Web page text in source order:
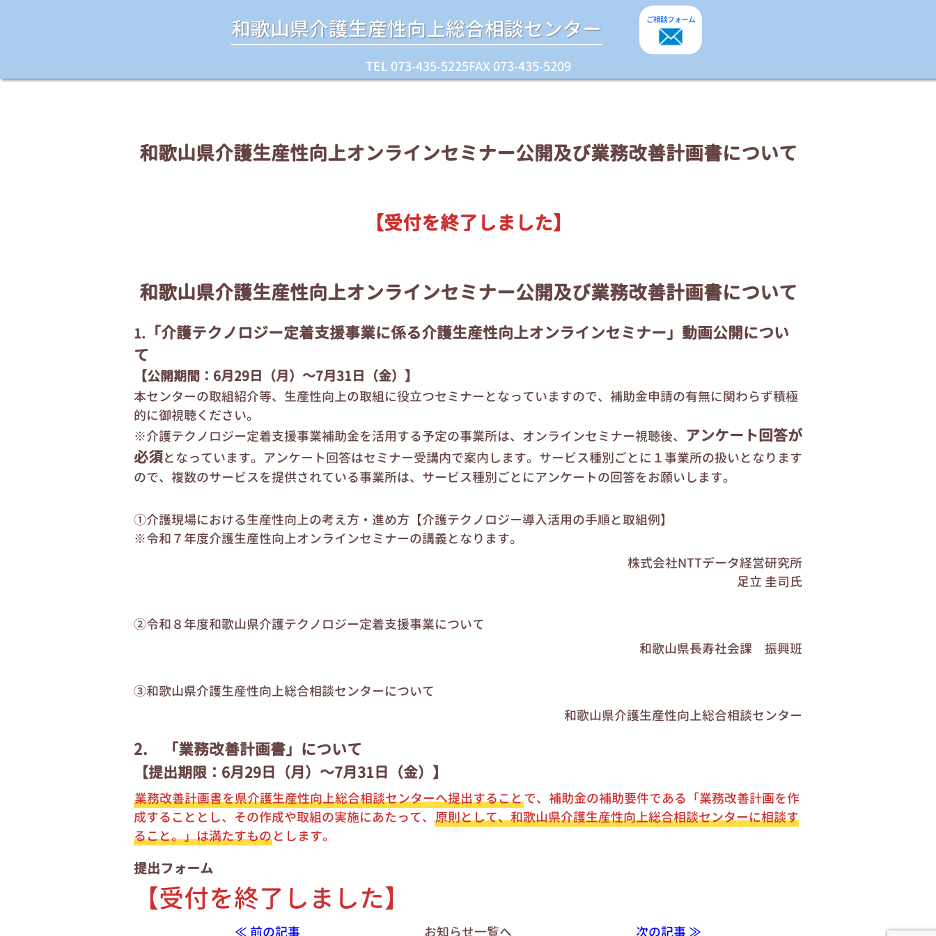
和歌山県介護生産性向上総合相談センター ご相談フォーム
TEL 073-435-5225FAX 073-435-5209
和歌山県介護生産性向上オンラインセミナー公開及び業務改善計画書について
【受付を終了しました】
和歌山県介護生産性向上オンラインセミナー公開及び業務改善計画書について
1. 「介護テクノロジー定着支援事業に係る介護生産性向上オンラインセミナー」動画公開につい
て
【公開期間：6月29日（月）～7月31日（金）】
本センターの取組紹介等、生産性向上の取組に役立つセミナーとなっていますので、補助金申請の有無に関わらず積極
的に御視聴ください。
※介護テクノロジー定着支援事業補助金を活用する予定の事業所は、オンラインセミナー視聴後、 アンケート回答が
必須となっています。アンケート回答はセミナー受講内で案内します。サービス種別ごとに１事業所の扱いとなります
ので、複数のサービスを提供されている事業所は、サービス種別ごとにアンケートの回答をお願いします。
①介護現場における生産性向上の考え方・進め方【介護テクノロジー導入活用の手順と取組例】
※令和７年度介護生産性向上オンラインセミナーの講義となります。
株式会社NTTデータ経営研究所
足立 圭司氏
②令和８年度和歌山県介護テクノロジー定着支援事業について
和歌山県長寿社会課 振興班
③和歌山県介護生産性向上総合相談センターについて
和歌山県介護生産性向上総合相談センター
2. 「業務改善計画書」について
【提出期限：6月29日（月）～7月31日（金）】
業務改善計画書を県介護生産性向上総合相談センターへ提出することで、補助金の補助要件である「業務改善計画を作
成することとし、その作成や取組の実施にあたって、 原則として、和歌山県介護生産性向上総合相談センターに相談す
ること。」は満たすものとします。
提出フォーム
【受付を終了しました】
≪ 前の記事 お知らせ一覧へ 次の記事 ≫